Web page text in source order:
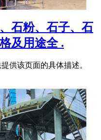
石粉、石子、石
及用途全 .
供该页面的具体描述。